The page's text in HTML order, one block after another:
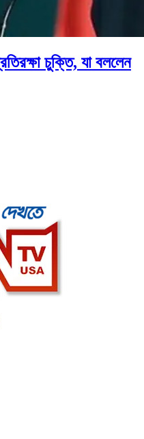
চুক্তি, যা বললেন